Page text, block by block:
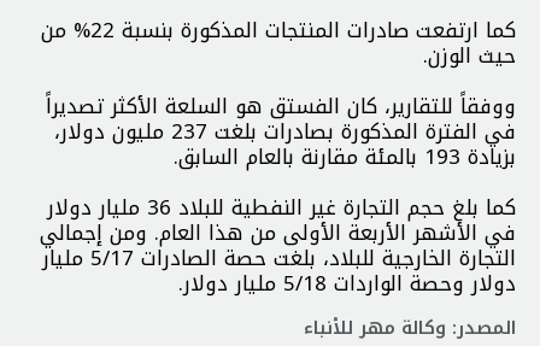
كما ارتفعت صادرات المنتجات المذكورة بنسبة 22% من
حيث الوزن.
ووفقاً للتقارير، كان الفستق هو السلعة الأكثر تصديراً
في الفترة المذكورة بصادرات بلغت 237 مليون دولار،
بزيادة 193 بالمئة مقارنة بالعام السابق.
كما بلغ حجم التجارة غير النفطية للبلاد 36 مليار دولار
في الأشهر الأربعة الأولى من هذا العام. ومن إجمالي
التجارة الخارجية للبلاد، بلغت حصة الصادرات 5/17 مليار
دولار وحصة الواردات 5/18 مليار دولار.
المصدر: وكالة مهر للأنباء